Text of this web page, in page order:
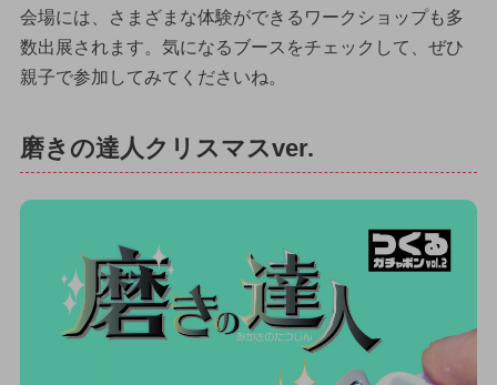
会場には、さまざまな体験ができるワークショップも多
数出展されます。気になるブースをチェックして、ぜひ
親子で参加してみてくださいね。
磨きの達人クリスマスver.